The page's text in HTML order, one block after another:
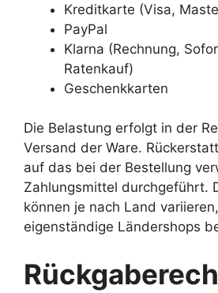
Kreditkarte (Visa,
PayPal
Klarna (Rechnung,
Ratenkauf)
Geschenkkarten
Die Belastung erfolgt in der
Versand der Ware.
auf das bei der Bestellung
Zahlungsmittel durchgeführt.
können je nach Land
eigenständige Ländershops